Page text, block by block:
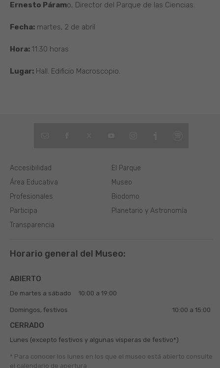
Ernesto Páramo, Director del Parque de las Ciencias.
Fecha: martes, 2 de abril
Hora: 11.30 horas
Lugar: Hall. Edificio Macroscopio.
El Parque
Museo
Biodomo
Planetario y Astronomía
Área Educativa
Profesionales
Participa
Transparencia
Accesibilidad
Horario general del Museo:
ABIERTO
De martes a sábado 10:00 a 19:00
Domingos, festivos 10:00 a 15:00
CERRADO
Lunes (excepto festivos y algunas vísperas de festivo*)
* Para conocer los lunes en los que el museo está abierto consulte
el calendario de apertura